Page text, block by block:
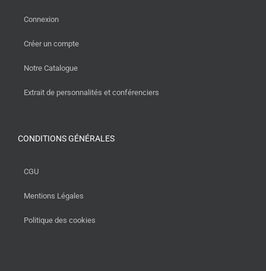
Connexion
Créer un compte
Notre Catalogue
Extrait de personnalités et conférenciers
CONDITIONS GÉNÉRALES
CGU
Mentions Légales
Politique des cookies